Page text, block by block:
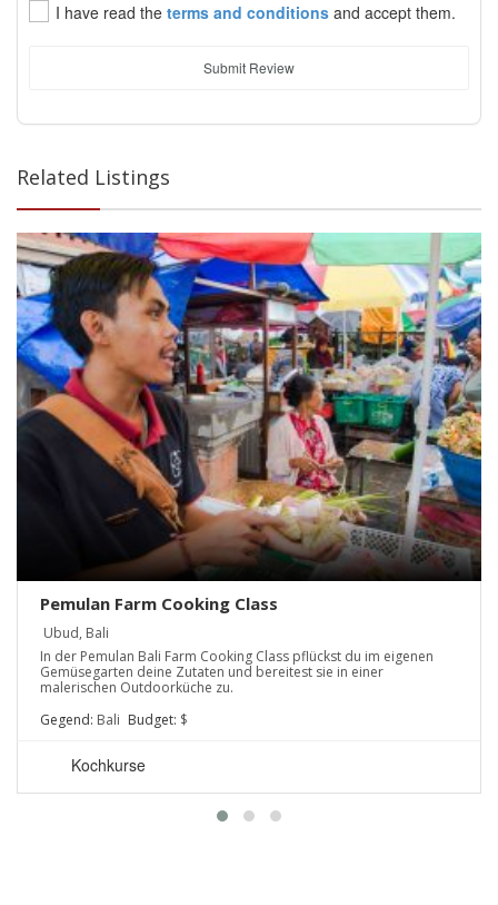
I have read the terms and conditions and accept them.
Submit Review
Related Listings
Pemulan Farm Cooking Class
Ubud, Bali
In der Pemulan Bali Farm Cooking Class pflückst du im eigenen
Gemüsegarten deine Zutaten und bereitest sie in einer
malerischen Outdoorküche zu.
Gegend: Bali Budget: $
Kochkurse